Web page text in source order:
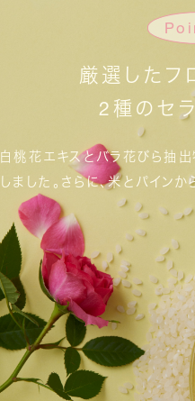
厳選したフ
2種のセ
白桃花エキスとバラ花びら抽出
しました。 さらに、米とパイン